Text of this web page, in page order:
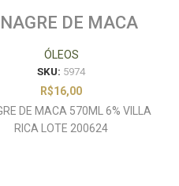
DE MACA
LOTE 200624
ÓLEOS
SKU: 5974
R$16,00
DE MACA 570ML 6% VILLA
RICA LOTE 200624